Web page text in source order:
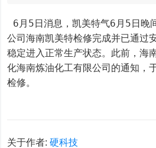
公司海南凯美特检修完成并已通过
稳定进入正常生产状态。此前，海
化海南炼油化工有限公司的通知
检修。
关于作者:硬科技